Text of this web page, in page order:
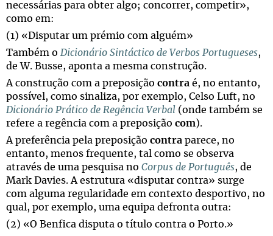
necessárias para obter algo; concorrer, competir»,
como em:
(1) «Disputar um prémio com alguém»
Também o Dicionário Sintáctico de Verbos Portugueses,
de W. Busse, aponta a mesma construção.
A construção com a preposição contra é, no entanto,
possível, como sinaliza, por exemplo, Celso Luft, no
Dicionário Prático de Regência Verbal (onde também se
refere a regência com a preposição com).
A preferência pela preposição contra parece, no
entanto, menos frequente, tal como se observa
através de uma pesquisa no Corpus de Português, de
Mark Davies. A estrutura «disputar contra» surge
com alguma regularidade em contexto desportivo, no
qual, por exemplo, uma equipa defronta outra:
(2) «O Benfica disputa o título contra o Porto.»